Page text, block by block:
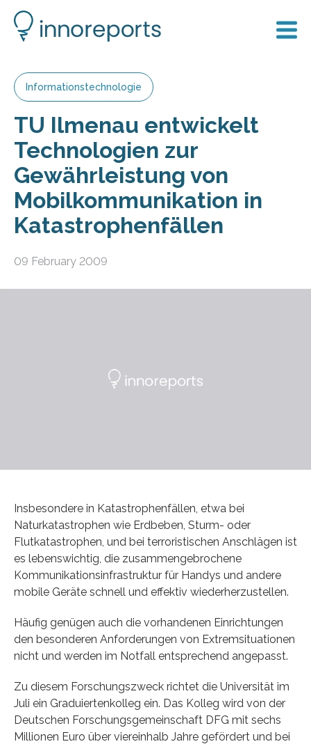
Informationstechnologie
TU Ilmenau entwickelt
Technologien zur
Gewährleistung von
Mobilkommunikation in
Katastrophenfällen
09 February 2009
Insbesondere in Katastrophenfällen, etwa bei
Naturkatastrophen wie Erdbeben, Sturm- oder
Flutkatastrophen, und bei terroristischen Anschlägen ist
es lebenswichtig, die zusammengebrochene
Kommunikationsinfrastruktur für Handys und andere
mobile Geräte schnell und effektiv wiederherzustellen.
Häufig genügen auch die vorhandenen Einrichtungen
den besonderen Anforderungen von Extremsituationen
nicht und werden im Notfall entsprechend angepasst.
Zu diesem Forschungszweck richtet die Universität im
Juli ein Graduiertenkolleg ein. Das Kolleg wird von der
Deutschen Forschungsgemeinschaft DFG mit sechs
Millionen Euro über viereinhalb Jahre gefördert und bei